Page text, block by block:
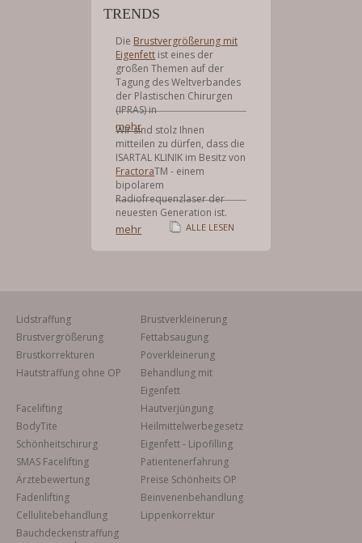
TRENDS
Die Brustvergrößerung mit
Eigenfett ist eines der
großen Themen auf der
Tagung des Weltverbandes
der Plastischen Chirurgen
(IPRAS) in
mehr
Wir sind stolz Ihnen
mitteilen zu dürfen, dass die
ISARTAL KLINIK im Besitz von
FractoraTM - einem
bipolarem
Radiofrequenzlaser der
neuesten Generation ist.
mehr ALLE LESEN
Lidstraffung
Brustverkleinerung
Brustvergrößerung
Fettabsaugung
Brustkorrekturen
Poverkleinerung
Hautstraffung ohne OP
Behandlung mit
Eigenfett
Facelifting
Hautverjüngung
BodyTite
Heilmittelwerbegesetz
Schönheitschirurg
Eigenfett - Lipofilling
SMAS Facelifting
Patientenerfahrung
Ärztebewertung
Preise Schönheits OP
Fadenlifting
Beinvenenbehandlung
Cellulitebehandlung
Lippenkorrektur
Bauchdeckenstraffung